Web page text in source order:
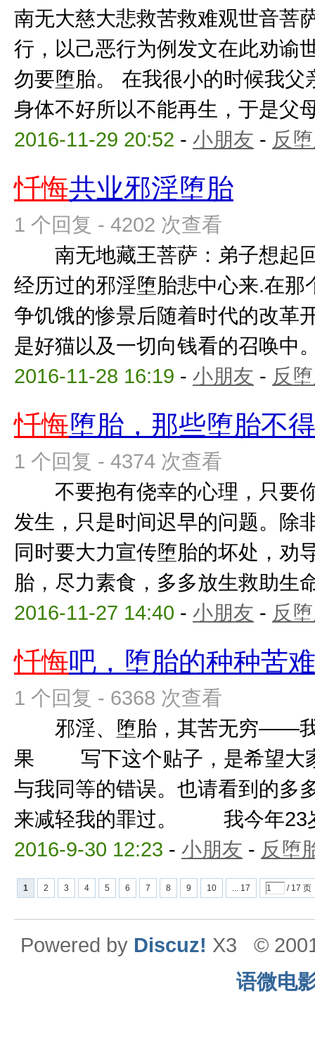
南无大慈大悲救苦救难观世音菩
行，以己恶行为例发文在此劝谕
勿要堕胎。 在我很小的时候我父
身体不好所以不能再生，于是父
2016-11-29 20:52 - 小朋友 - 反
忏悔共业邪淫堕胎
1 个回复 - 4202 次查看
南无地藏王菩萨：弟子想起
经历过的邪淫堕胎悲中心来.在那
争饥饿的惨景后随着时代的改革
是好猫以及一切向钱看的召唤中
2016-11-28 16:19 - 小朋友 - 反
忏悔堕胎，那些堕胎不
1 个回复 - 4374 次查看
不要抱有侥幸的心理，只要
发生，只是时间迟早的问题。除
同时要大力宣传堕胎的坏处，劝
胎，尽力素食，多多放生救助生
2016-11-27 14:40 - 小朋友 - 反
忏悔吧，堕胎的种种苦难
1 个回复 - 6368 次查看
邪淫、堕胎，其苦无穷——我
果 写下这个贴子，是希望大
与我同等的错误。也请看到的多
来减轻我的罪过。 我今年23
2016-9-30 12:23 - 小朋友 - 反堕
1 2 3 4 5 6 7 8 9 10 ... 17 / 17 页
Powered by Discuz! X3
©
语微电